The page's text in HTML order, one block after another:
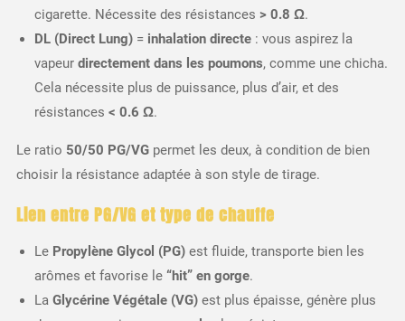
cigarette. Nécessite des résistances > 0.8 Ω.
DL (Direct Lung)= inhalation directe: vous aspirez la
vapeur directement dans les poumons, comme une chicha.
Cela nécessite plus de puissance, plus d’air, et des
résistances < 0.6 Ω.
Le ratio 50/50 PG/VGpermet les deux, à condition de bien
choisir la résistance adaptée à son style de tirage.
Lien entre PG/VG et type de chauffe
Le Propylène Glycol (PG)est fluide, transporte bien les
arômes et favorise le “hit” en gorge.
La Glycérine Végétale (VG)est plus épaisse, génère plus